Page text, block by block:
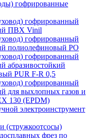
гофрированные
гофрированный
ПВХ Vinil
гофрированный
полиолефиновый PO
гофрированный
абразивостойкий
PUR F-R 0,5
гофрированный
для выхлопных газов и
130 (EPDM)
электроинструмент
(стружкоотсосы)
фрез по